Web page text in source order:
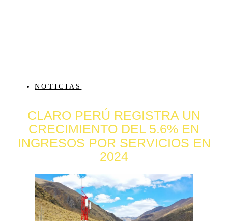
NOTICIAS
CLARO PERÚ REGISTRA UN
CRECIMIENTO DEL 5.6% EN
INGRESOS POR SERVICIOS EN
2024